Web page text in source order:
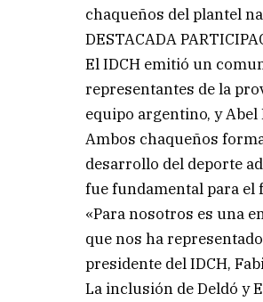
chaqueños del plantel
DESTACADA
El IDCH emitió un
representantes de la
equipo argentino, y
Ambos chaqueños
desarrollo del deporte
fue fundamental para el
«Para nosotros es una
que nos ha
presidente del IDCH,
La inclusión de Deldó y